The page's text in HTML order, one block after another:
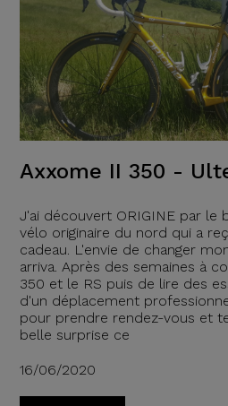
Axxome II 350 -
J'ai découvert ORIGINE par le
vélo originaire du nord qui a
cadeau. L'envie de changer
arriva. Après des semaines à
350 et le RS puis de lire des
d'un déplacement
pour prendre rendez-vous et
belle surprise ce
16/06/2020